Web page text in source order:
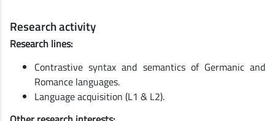
Research activity
Research lines:
Contrastive syntax and semantics of Germanic and
Romance languages.
Language acquisition (L1 & L2).